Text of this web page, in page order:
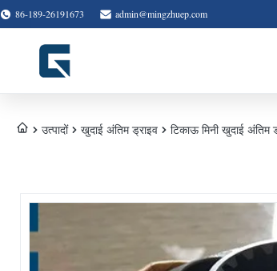
86-189-26191673 admin@mingzhuep.com
उत्पादों खुदाई अंतिम ड्राइव टिकाऊ मिनी खुदाई अंतिम